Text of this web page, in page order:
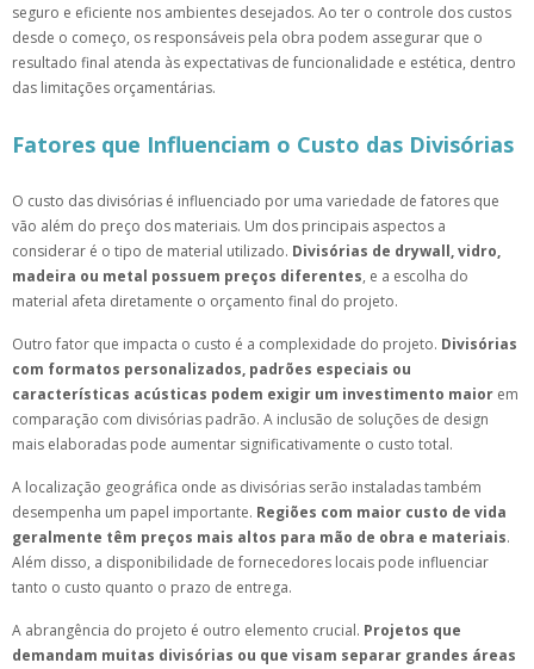
seguro e eficiente nos ambientes desejados. Ao ter o controle dos custos
desde o começo, os responsáveis pela obra podem assegurar que o
resultado final atenda às expectativas de funcionalidade e estética, dentro
das limitações orçamentárias.
Fatores que Influenciam o Custo das Divisórias
O custo das divisórias é influenciado por uma variedade de fatores que
vão além do preço dos materiais. Um dos principais aspectos a
considerar é o tipo de material utilizado. Divisórias de drywall, vidro,
madeira ou metal possuem preços diferentes, e a escolha do
material afeta diretamente o orçamento final do projeto.
Outro fator que impacta o custo é a complexidade do projeto. Divisórias
com formatos personalizados, padrões especiais ou
características acústicas podem exigir um investimento maior em
comparação com divisórias padrão. A inclusão de soluções de design
mais elaboradas pode aumentar significativamente o custo total.
A localização geográfica onde as divisórias serão instaladas também
desempenha um papel importante. Regiões com maior custo de vida
geralmente têm preços mais altos para mão de obra e materiais.
Além disso, a disponibilidade de fornecedores locais pode influenciar
tanto o custo quanto o prazo de entrega.
A abrangência do projeto é outro elemento crucial. Projetos que
demandam muitas divisórias ou que visam separar grandes áreas